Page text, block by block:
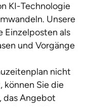
KI-Technologie
Unsere
Einzelposten als
und Vorgänge
nicht
Sie die
das Angebot